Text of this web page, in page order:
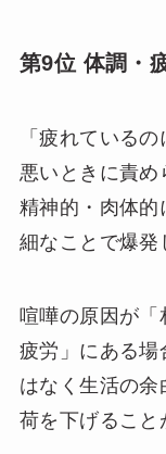
第9位 体調・
「疲れている
悪いときに責め
精神的・肉体的
細なことで爆発
喧嘩の原因が「
疲労」にある
はなく生活の余
荷を下げること